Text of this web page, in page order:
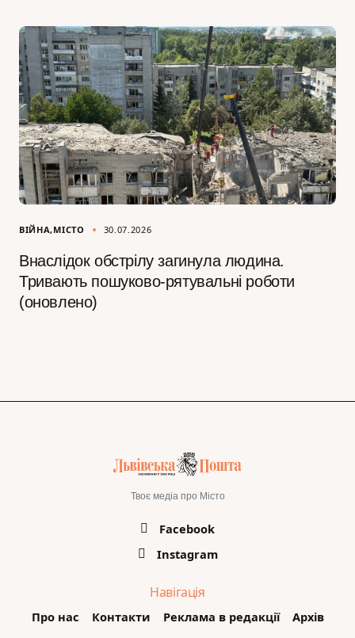
ВІЙНА МІСТО 30.07.2026
Внаслідок обстрілу загинула людина.
Тривають пошуково-рятувальні роботи
(оновлено)
Твоє медіа про Місто
Facebook
Instagram
Навігація
Про нас Контакти Реклама в редакції Архів